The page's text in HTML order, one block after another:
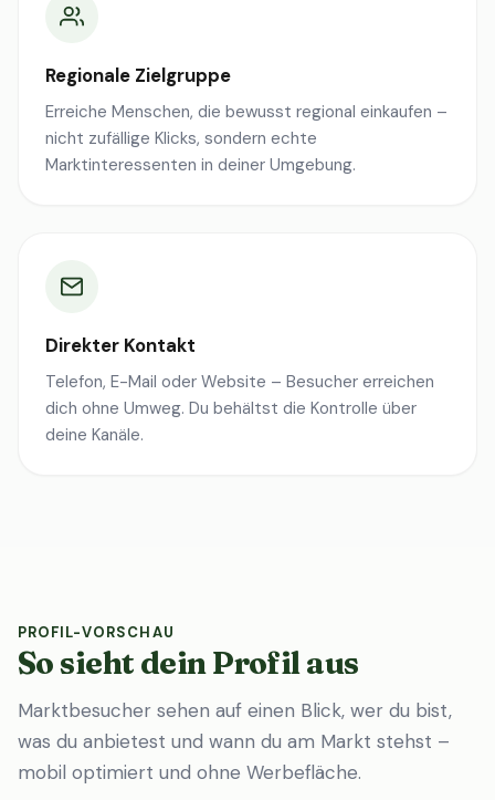
Regionale Zielgruppe
Erreiche Menschen, die bewusst regional einkaufen –
nicht zufällige Klicks, sondern echte
Marktinteressenten in deiner Umgebung.
Direkter Kontakt
Telefon, E-Mail oder Website – Besucher erreichen
dich ohne Umweg. Du behältst die Kontrolle über
deine Kanäle.
PROFIL-VORSCHAU
So sieht dein Profil aus
Marktbesucher sehen auf einen Blick, wer du bist,
was du anbietest und wann du am Markt stehst –
mobil optimiert und ohne Werbefläche.